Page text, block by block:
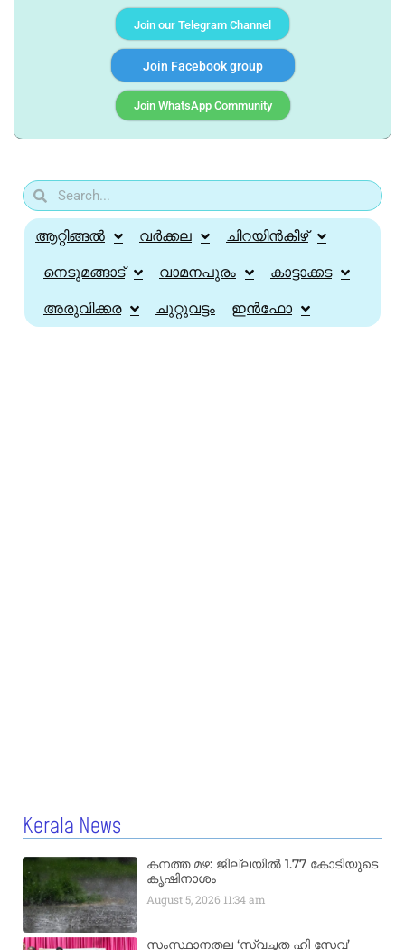
Join our Telegram Channel
Join Facebook group
Join WhatsApp Community
ആറ്റിങ്ങൽ വർക്കല ചിറയിൻകീഴ്
നെടുമങ്ങാട് വാമനപുരം കാട്ടാക്കട
അരുവിക്കര ചുറ്റുവട്ടം ഇൻഫോ
Kerala News
കനത്ത മഴ: ജില്ലയിൽ 1.77 കോടിയുടെ
കൃഷിനാശം
August 5, 2026 11:34 am
സംസ്ഥാനതല ‘സ്വച്ഛത ഹി സേവ’